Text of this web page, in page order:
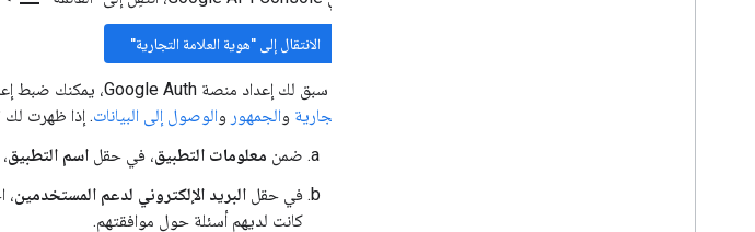
الانتقال إلى "هوية العلامة التجارية"
إذا سبق لك إعداد منصة Google Auth، يمكنك ضبط إعدادات "شاشة طلب الموافقة المتعلّقة ببروتوكول OAuth" التالية في
التجارية والجمهور والوصول إلى البيانات. إذا ظهرت لك
ضمن معلومات التطبيق، في حقل اسم التطبيق
في حقل البريد الإلكتروني لدعم المستخدمين،
كانت لديهم أسئلة حول موافقتهم.